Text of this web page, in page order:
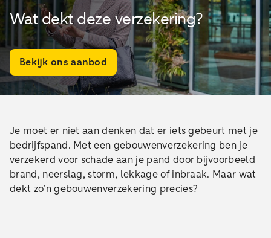
Wat dekt deze verzekering?
Bekijk ons aanbod
Je moet er niet aan denken dat er iets gebeurt met je
bedrijfspand. Met een gebouwenverzekering ben je
verzekerd voor schade aan je pand door bijvoorbeeld
brand, neerslag, storm, lekkage of inbraak. Maar wat
dekt zo’n gebouwenverzekering precies?